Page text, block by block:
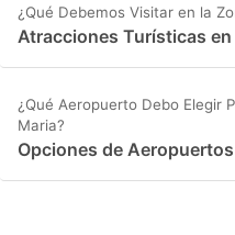
¿Qué Debemos Visitar en la
Atracciones Turísticas
¿Qué Aeropuerto Debo Elegir
Maria?
Opciones de